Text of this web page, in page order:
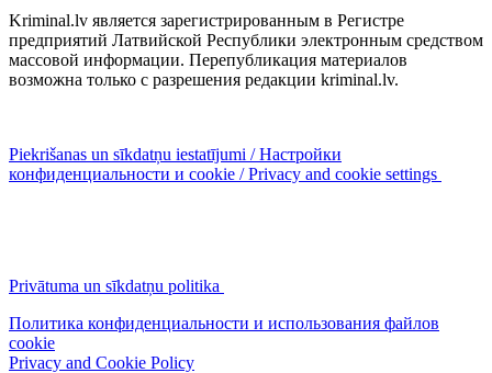
Kriminal.lv является зарегистрированным в Регистре
предприятий Латвийской Республики электронным средством
массовой информации. Перепубликация материалов
возможна только с разрешения редакции kriminal.lv.
Piekrišanas un sīkdatņu iestatījumi / Настройки
конфиденциальности и cookie / Privacy and cookie settings
Privātuma un sīkdatņu politika
Политика конфиденциальности и использования файлов
cookie
Privacy and Cookie Policy